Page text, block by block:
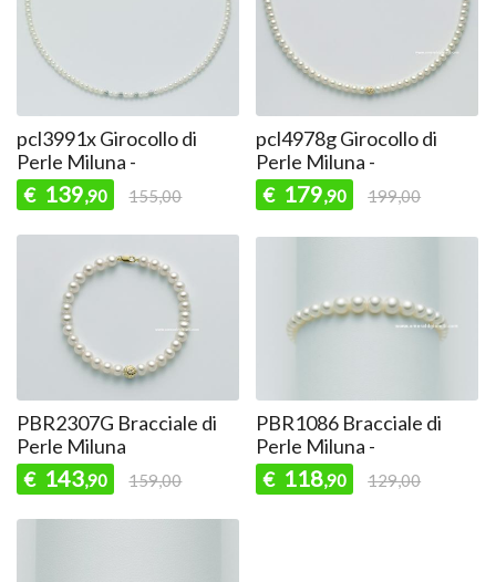
pcl3991x Girocollo di
Perle Miluna -
€ 139,90 155,00
pcl4978g Girocollo di
Perle Miluna -
€ 179,90 199,00
PBR2307G Bracciale di
Perle Miluna
€ 143,90 159,00
PBR1086 Bracciale di
Perle Miluna -
€ 118,90 129,00